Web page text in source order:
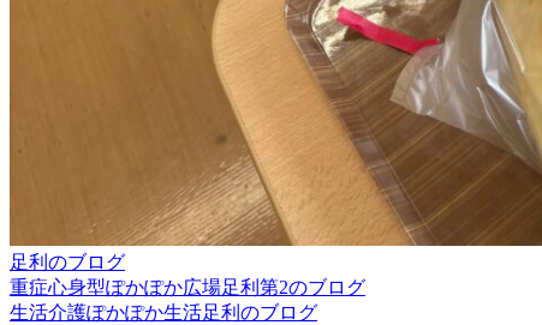
足利のブログ
重症心身型ぽかぽか広場足利第2のブログ
生活介護ぽかぽか生活足利のブログ